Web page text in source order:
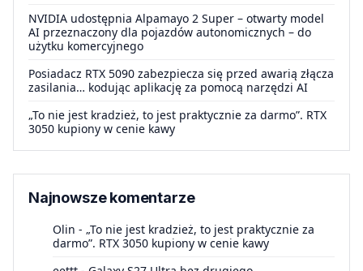
NVIDIA udostępnia Alpamayo 2 Super – otwarty model
AI przeznaczony dla pojazdów autonomicznych – do
użytku komercyjnego
Posiadacz RTX 5090 zabezpiecza się przed awarią złącza
zasilania… kodując aplikację za pomocą narzędzi AI
„To nie jest kradzież, to jest praktycznie za darmo”. RTX
3050 kupiony w cenie kawy
Najnowsze komentarze
Olin - „To nie jest kradzież, to jest praktycznie za
darmo”. RTX 3050 kupiony w cenie kawy